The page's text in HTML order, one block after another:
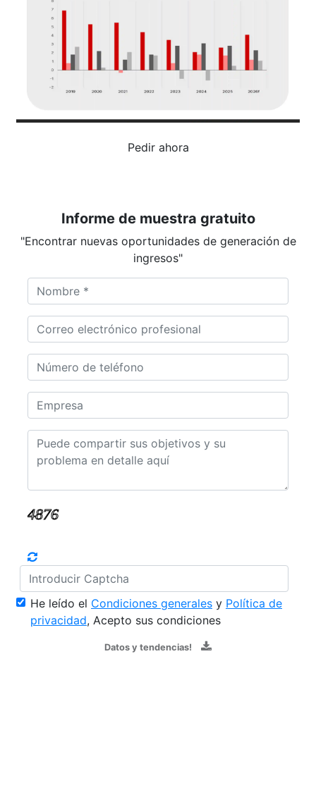
Pedir ahora
Informe de muestra gratuito
"Encontrar nuevas oportunidades de generación de
ingresos"
He leído el Condiciones generales y Política de
privacidad, Acepto sus condiciones
Datos y tendencias!